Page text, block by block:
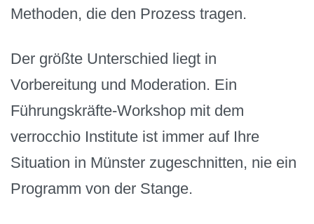
Methoden, die den Prozess tragen.
Der größte Unterschied liegt in
Vorbereitung und Moderation. Ein
Führungskräfte-Workshop mit dem
verrocchio Institute ist immer auf Ihre
Situation in Münster zugeschnitten, nie ein
Programm von der Stange.